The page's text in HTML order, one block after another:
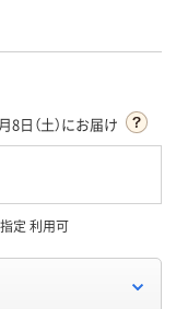
8日（土）にお届け
定 利用可